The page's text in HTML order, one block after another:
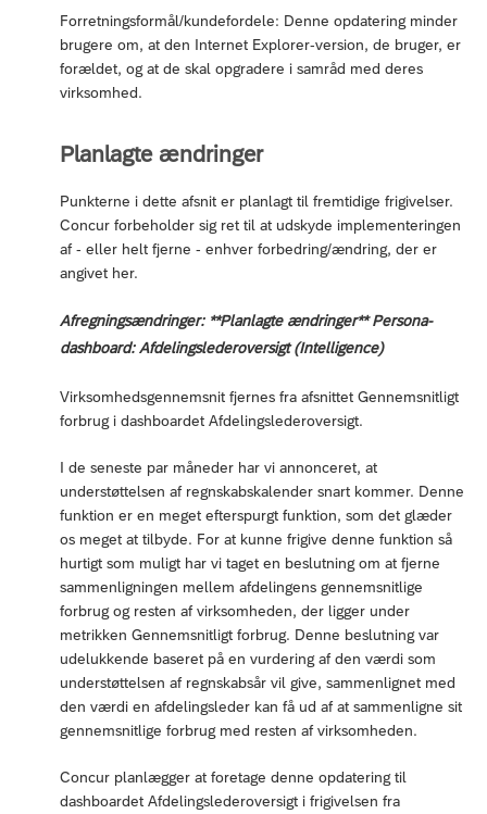
Forretningsformål/kundefordele: Denne opdatering minder
brugere om, at den Internet Explorer-version, de bruger, er
forældet, og at de skal opgradere i samråd med deres
virksomhed.
Planlagte ændringer
Punkterne i dette afsnit er planlagt til fremtidige frigivelser.
Concur forbeholder sig ret til at udskyde implementeringen
af - eller helt fjerne - enhver forbedring/ændring, der er
angivet her.
Afregningsændringer: **Planlagte ændringer** Persona-
dashboard: Afdelingslederoversigt (Intelligence)
Virksomhedsgennemsnit fjernes fra afsnittet Gennemsnitligt
forbrug i dashboardet Afdelingslederoversigt.
I de seneste par måneder har vi annonceret, at
understøttelsen af regnskabskalender snart kommer. Denne
funktion er en meget efterspurgt funktion, som det glæder
os meget at tilbyde. For at kunne frigive denne funktion så
hurtigt som muligt har vi taget en beslutning om at fjerne
sammenligningen mellem afdelingens gennemsnitlige
forbrug og resten af virksomheden, der ligger under
metrikken Gennemsnitligt forbrug. Denne beslutning var
udelukkende baseret på en vurdering af den værdi som
understøttelsen af regnskabsår vil give, sammenlignet med
den værdi en afdelingsleder kan få ud af at sammenligne sit
gennemsnitlige forbrug med resten af virksomheden.
Concur planlægger at foretage denne opdatering til
dashboardet Afdelingslederoversigt i frigivelsen fra